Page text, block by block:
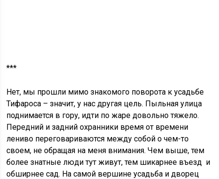
***
Нет, мы прошли мимо знакомого поворота к усадьбе
Тифароса – значит, у нас другая цель. Пыльная улица
поднимается в гору, идти по жаре довольно тяжело.
Передний и задний охранники время от времени
лениво переговариваются между собой о чем-то
своем, не обращая на меня внимания. Чем выше, тем
более знатные люди тут живут, тем шикарнее въезд и
обширнее сад. На самой вершине усадьба и дворец